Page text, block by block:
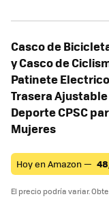
Casco de
y Casco de
Patinete
Trasera
Deporte CPSC
Mujeres
Hoy en Amazon —
El precio podría variar.